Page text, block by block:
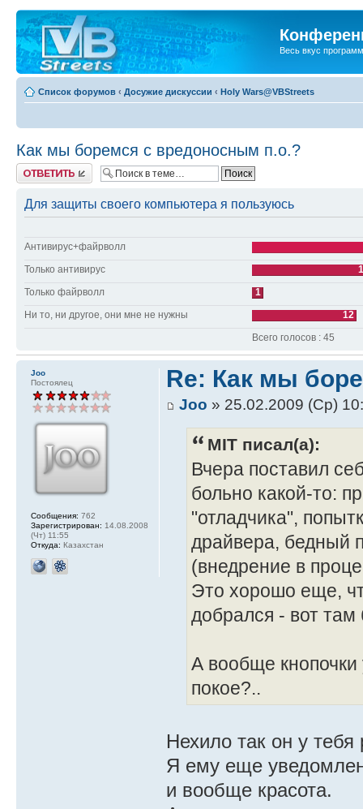
Весь вкус
Список форумов ‹ Досужие дискуссии ‹ Holy Wars@VBStreets
Как мы боремся с вредоносным п.о.?
Ответить
Для защиты своего компьютера я пользуюсь
Антивирус+файрволл
Только антивирус
Только файрволл
1
Ни то, ни другое, они мне не нужны
12
Всего голосов : 45
Joo
Постоялец
Сообщения: 762
Зарегистрирован: 14.08.2008
(Чт) 11:55
Откуда: Казахстан
Re: Как мы
Joo » 25.02.2009 (Ср)
MIT писал(а):
Вчера поставил
больно какой-то:
"отладчика",
драйвера, бедный
(внедрение в
Это хорошо еще,
добрался - вот там
А вообще кнопочки
покое?..
Нехило так он у
Я ему еще
и вообще красота.